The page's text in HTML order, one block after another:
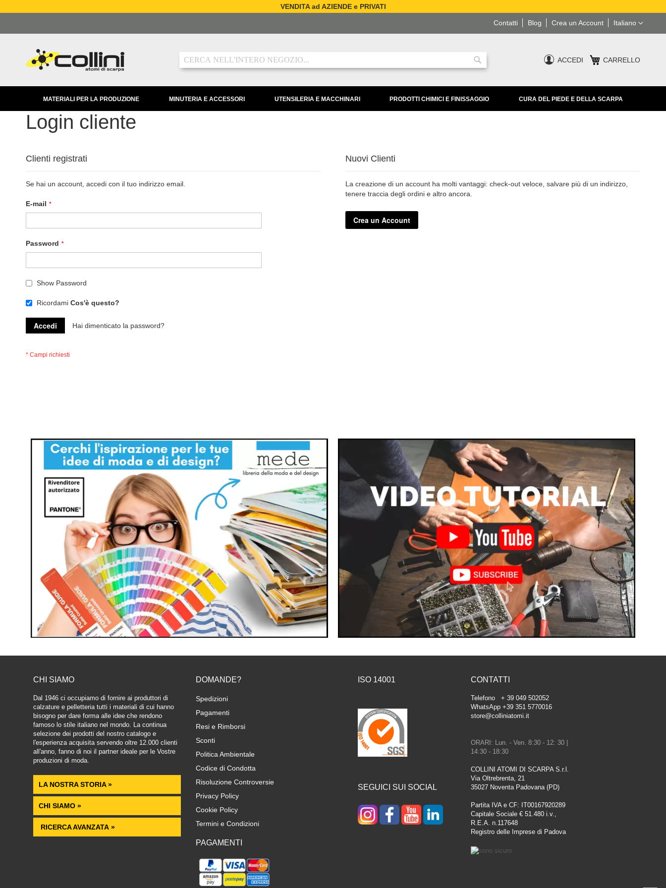
VENDITA ad AZIENDE e PRIVATI
al
Lingua
Italiano
Blog Crea un Account
Contatti
Ricerca Ricerca
ACCEDI CARRELLO
MATERIALI PER LA PRODUZIONE MINUTERIA E ACCESSORI UTENSILERIA E MACCHINARI PRODOTTI CHIMICI E FINISSAGGIO CURA DEL PIEDE E DELLA SCARPA
Login cliente
Clienti registrati
Se hai un account, accedi con il tuo indirizzo email.
E-mail
Password
Show Password
Ricordami Cos'è questo?
Accedi Hai dimenticato la password?
Nuovi Clienti
La creazione di un account ha molti vantaggi: check-out veloce, salvare più di un indirizzo,
tenere traccia degli ordini e altro ancora.
Crea un Account
CHI SIAMO
Dal 1946 ci occupiamo di fornire ai produttori di
calzature e pelletteria tutti i materiali di cui hanno
bisogno per dare forma alle idee che rendono
famoso lo stile italiano nel mondo. La continua
selezione dei prodotti del nostro catalogo e
l'esperienza acquisita servendo oltre 12.000 clienti
all'anno, fanno di noi il partner ideale per le Vostre
produzioni di moda.
LA NOSTRA STORIA »
CHI SIAMO »
RICERCA AVANZATA »
DOMANDE?
Spedizioni
Pagamenti
Resi e Rimborsi
Sconti
Politica Ambientale
Codice di Condotta
Risoluzione Controversie
Privacy Policy
Cookie Policy
Termini e Condizioni
PAGAMENTI
ISO 14001
SEGUICI SUI SOCIAL
CONTATTI
Telefono + 39 049 502052
WhatsApp +39 351 5770016
store@colliniatomi.it
ORARI: Lun. - Ven. 8:30 - 12: 30 |
14:30 - 18:30
COLLINI ATOMI DI SCARPA S.r.l.
Via Oltrebrenta, 21
35027 Noventa Padovana (PD)
Partita IVA e CF: IT00167920289
Capitale Sociale € 51.480 i.v.,
R.E.A. n.117648
Registro delle Imprese di Padova